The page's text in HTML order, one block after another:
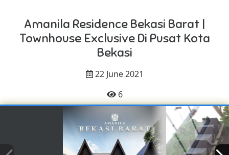
Amanila Residence Bekasi Barat |
Townhouse Exclusive Di Pusat Kota
Bekasi
22 June 2021
6